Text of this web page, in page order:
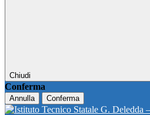
Chiudi
Conferma
Annulla Conferma